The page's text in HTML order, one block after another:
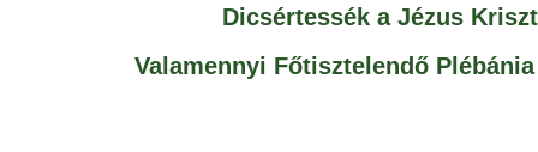
Dicsértessék a Jézus
Valamennyi Főtisztelendő